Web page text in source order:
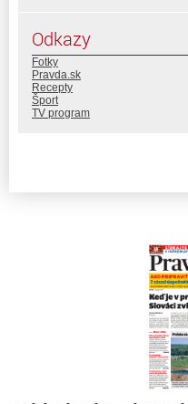
Odkazy
Fotky
Pravda.sk
Recepty
Šport
TV program